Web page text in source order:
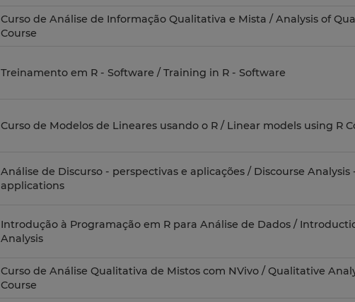
Curso de Análise de Informação Qualitativa e Mista / Analysis of
Course
Treinamento em R - Software / Training in R - Software
Curso de Modelos de Lineares usando o R / Linear models using R
Análise de Discurso - perspectivas e aplicações / Discourse
applications
Introdução à Programação em R para Análise de Dados /
Analysis
Curso de Análise Qualitativa de Mistos com NVivo / Qualitative
Course